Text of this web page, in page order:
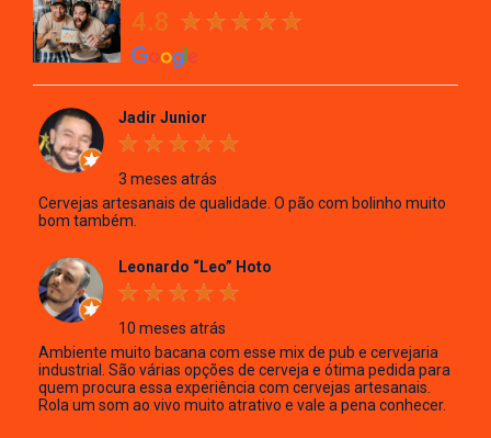
4.8
Jadir Junior
3 meses atrás
Cervejas artesanais de qualidade. O pão com bolinho muito
bom também.
Leonardo “Leo” Hoto
10 meses atrás
Ambiente muito bacana com esse mix de pub e cervejaria
industrial. São várias opções de cerveja e ótima pedida para
quem procura essa experiência com cervejas artesanais.
Rola um som ao vivo muito atrativo e vale a pena conhecer.